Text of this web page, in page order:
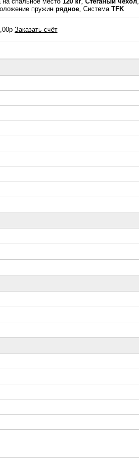
пружинрядное, СистемаTFK
Заказать счёт